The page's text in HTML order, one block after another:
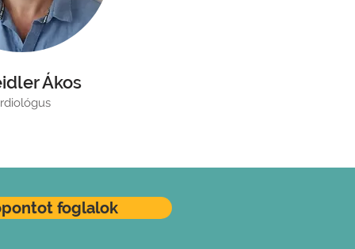
Ákos
foglalok